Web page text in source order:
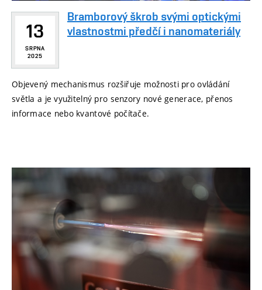
13
SRPNA
2025
Bramborový škrob svými optickými
vlastnostmi předčí i nanomateriály
Objevený mechanismus rozšiřuje možnosti pro ovládání
světla a je využitelný pro senzory nové generace, přenos
informace nebo kvantové počítače.